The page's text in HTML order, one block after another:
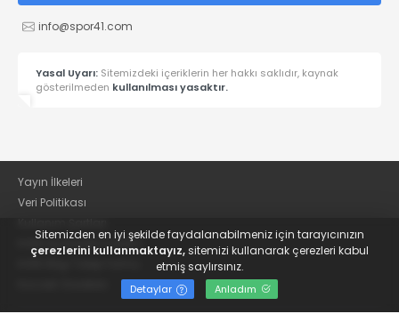
info@spor41.com
Yasal Uyarı: Sitemizdeki içeriklerin her hakkı saklıdır, kaynak
gösterilmeden kullanılması yasaktır.
Yayın İlkeleri
Veri Politikası
KVKK Aydınlatma Metni
Sitemizden en iyi şekilde faydalanabilmeniz için tarayıcınızın
çerezlerini kullanmaktayız,sitemizi kullanarak çerezleri kabul
etmiş saylırsınız.
Detaylar Anladım